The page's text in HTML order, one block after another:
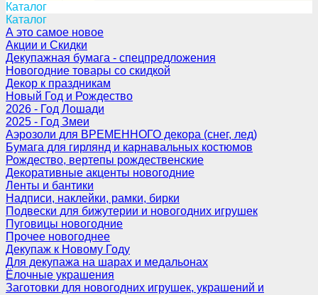
Каталог
Каталог
А это самое новое
Акции и Скидки
Декупажная бумага - спецпредложения
Новогодние товары со скидкой
Декор к праздникам
Новый Год и Рождество
2026 - Год Лошади
2025 - Год Змеи
Аэрозоли для ВРЕМЕННОГО декора (снег, лед)
Бумага для гирлянд и карнавальных костюмов
Рождество, вертепы рождественские
Декоративные акценты новогодние
Ленты и бантики
Надписи, наклейки, рамки, бирки
Подвески для бижутерии и новогодних игрушек
Пуговицы новогодние
Прочее новогоднее
Декупаж к Новому Году
Для декупажа на шарах и медальонах
Ёлочные украшения
Заготовки для новогодних игрушек, украшений и